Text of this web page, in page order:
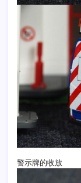
警示牌的收放